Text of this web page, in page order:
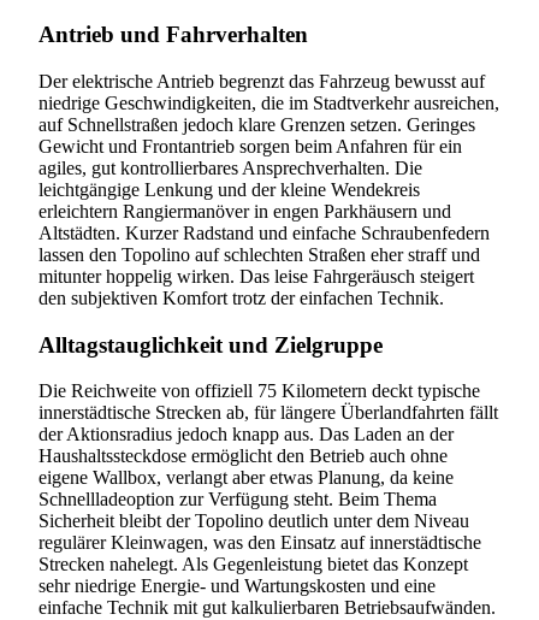
Antrieb und Fahrverhalten
Der elektrische Antrieb begrenzt das Fahrzeug bewusst auf
niedrige Geschwindigkeiten, die im Stadtverkehr ausreichen,
auf Schnellstraßen jedoch klare Grenzen setzen. Geringes
Gewicht und Frontantrieb sorgen beim Anfahren für ein
agiles, gut kontrollierbares Ansprechverhalten. Die
leichtgängige Lenkung und der kleine Wendekreis
erleichtern Rangiermanöver in engen Parkhäusern und
Altstädten. Kurzer Radstand und einfache Schraubenfedern
lassen den Topolino auf schlechten Straßen eher straff und
mitunter hoppelig wirken. Das leise Fahrgeräusch steigert
den subjektiven Komfort trotz der einfachen Technik.
Alltagstauglichkeit und Zielgruppe
Die Reichweite von offiziell 75 Kilometern deckt typische
innerstädtische Strecken ab, für längere Überlandfahrten fällt
der Aktionsradius jedoch knapp aus. Das Laden an der
Haushaltssteckdose ermöglicht den Betrieb auch ohne
eigene Wallbox, verlangt aber etwas Planung, da keine
Schnellladeoption zur Verfügung steht. Beim Thema
Sicherheit bleibt der Topolino deutlich unter dem Niveau
regulärer Kleinwagen, was den Einsatz auf innerstädtische
Strecken nahelegt. Als Gegenleistung bietet das Konzept
sehr niedrige Energie- und Wartungskosten und eine
einfache Technik mit gut kalkulierbaren Betriebsaufwänden.